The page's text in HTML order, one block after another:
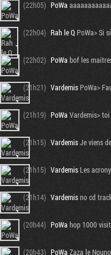
(22h05) PoWa
(22h04) Rah le QPoWa> Si
(22h02) PoWa bof les
(21h21) VardemisPoWa>
(21h19) PoWa Vardemis>
(21h15) VardemisJe viens
(21h15) VardemisLes
(21h14) Vardemisno cd
(20h44) PoWa hop 1000
(20h43) PoWa Zaza le